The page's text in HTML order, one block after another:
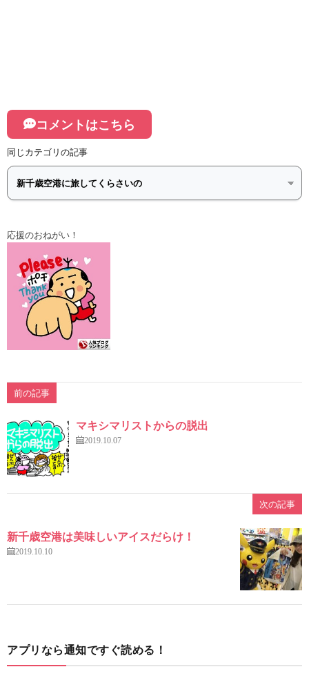
コメントはこちら
同じカテゴリの記事
応援のおねがい！
前の記事
マキシマリストからの脱出
2019.10.07
次の記事
新千歳空港は美味しいアイスだらけ！
2019.10.10
アプリなら通知ですぐ読める！